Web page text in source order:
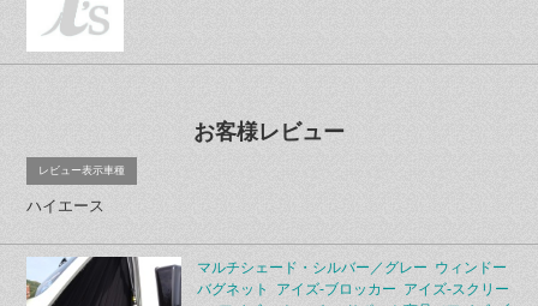
お客様レビュー
レビュー表示車種
ハイエース
マルチシェード・シルバー／グレー ウィンドー
バグネット アイズ-ブロッカー アイズ-スクリー